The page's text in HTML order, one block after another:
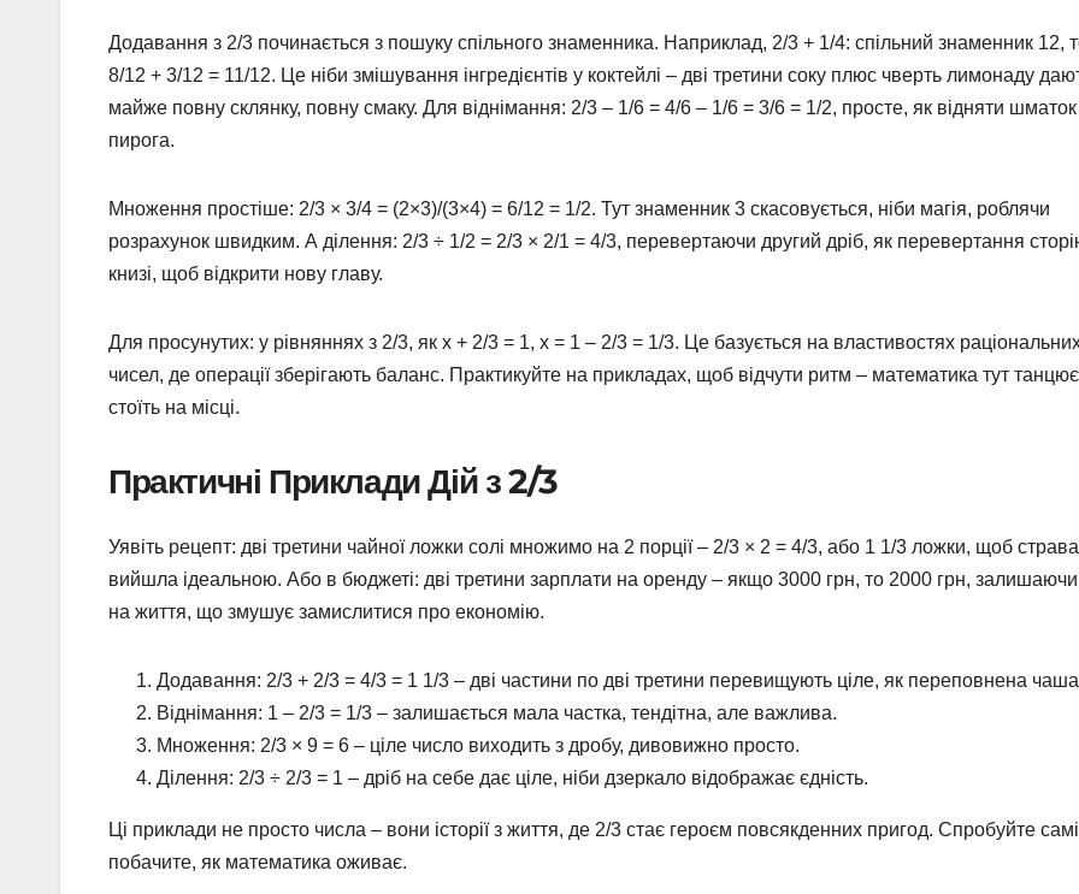
Додавання з 2/3 починається з пошуку спільного знаменника. Наприклад, 2/3 + 1/4: спільний знаменник 12,
8/12 + 3/12 = 11/12. Це ніби змішування інгредієнтів у коктейлі – дві третини соку плюс чверть лимонаду
майже повну склянку, повну смаку. Для віднімання: 2/3 – 1/6 = 4/6 – 1/6 = 3/6 = 1/2, просте, як відняти шматок
пирога.
Множення простіше: 2/3 × 3/4 = (2×3)/(3×4) = 6/12 = 1/2. Тут знаменник 3 скасовується, ніби магія, роблячи
розрахунок швидким. А ділення: 2/3 ÷ 1/2 = 2/3 × 2/1 = 4/3, перевертаючи другий дріб, як перевертання
книзі, щоб відкрити нову главу.
Для просунутих: у рівняннях з 2/3, як x + 2/3 = 1, x = 1 – 2/3 = 1/3. Це базується на властивостях
чисел, де операції зберігають баланс. Практикуйте на прикладах, щоб відчути ритм – математика тут
стоїть на місці.
Практичні Приклади Дій з 2/3
Уявіть рецепт: дві третини чайної ложки солі множимо на 2 порції – 2/3 × 2 = 4/3, або 1 1/3 ложки, щоб страва
вийшла ідеальною. Або в бюджеті: дві третини зарплати на оренду – якщо 3000 грн, то 2000 грн,
на життя, що змушує замислитися про економію.
Додавання: 2/3 + 2/3 = 4/3 = 1 1/3 – дві частини по дві третини перевищують ціле, як переповнена
Віднімання: 1 – 2/3 = 1/3 – залишається мала частка, тендітна, але важлива.
Множення: 2/3 × 9 = 6 – ціле число виходить з дробу, дивовижно просто.
Ділення: 2/3 ÷ 2/3 = 1 – дріб на себе дає ціле, ніби дзеркало відображає єдність.
Ці приклади не просто числа – вони історії з життя, де 2/3 стає героєм повсякденних пригод. Спробуйте
побачите, як математика оживає.